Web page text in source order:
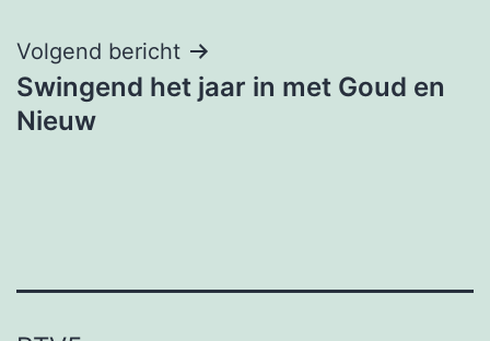
Volgend bericht
Swingend het jaar in met Goud en
Nieuw